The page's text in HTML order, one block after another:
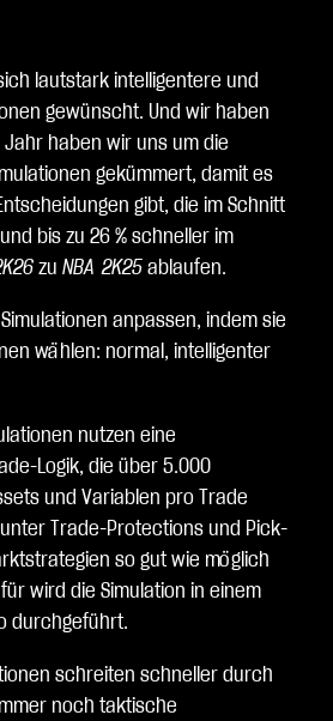
lautstark intelligentere und
gewünscht. Und wir haben
haben wir uns um die
gekümmert, damit es
gibt, die im Schnitt
bis zu 26 % schneller im
zu NBA 2K25 ablaufen.
anpassen, indem sie
wählen: normal, intelligenter
nutzen eine
Logik, die über 5.000
und Variablen pro Trade
Trade-Protections und Pick-
so gut wie möglich
wird die Simulation in einem
durchgeführt.
schreiten schneller durch
noch taktische